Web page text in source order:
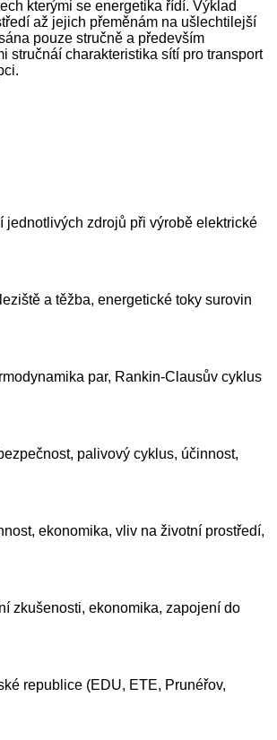
kterými se energetika řídí. Výklad
až jejich přeměnám na ušlechtilejší
pouze stručně a především
stručnáí charakteristika sítí pro transport
jednotlivých zdrojů při výrobě elektrické
a těžba, energetické toky surovin
par, Rankin-Clausův cyklus
palivový cyklus, účinnost,
ekonomika, vliv na životní prostředí,
zkušenosti, ekonomika, zapojení do
republice (EDU, ETE, Prunéřov,